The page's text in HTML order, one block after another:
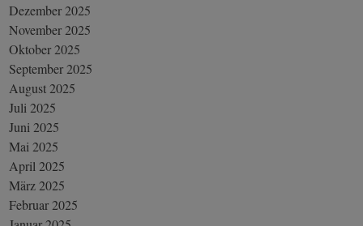
Dezember 2025
November 2025
Oktober 2025
September 2025
August 2025
Juli 2025
Juni 2025
Mai 2025
April 2025
März 2025
Februar 2025